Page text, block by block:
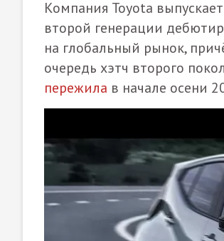
Компания Toyota
второй генерации
на глобальный рынок,
очередь хэтч второго
пережила в начале осени